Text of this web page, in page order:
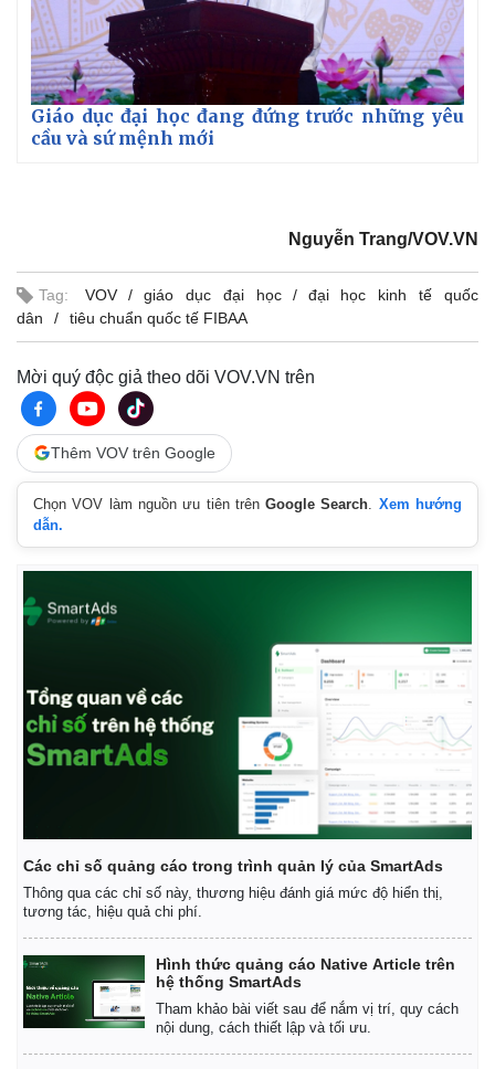
Pháp luật
Vụ án
Tin nóng
Quân sự - Quốc phòng
Việt Nam
Phân tích
Giáo dục đại học đang đứng trước những yêu
cầu và sứ mệnh mới
Nguyễn Trang/VOV.VN
Tag: VOV giáo dục đại học
đại học kinh tế quốc
dân
tiêu chuẩn quốc tế FIBAA
Mời quý độc giả theo dõi VOV.VN trên
Thêm VOV trên Google
Chọn VOV làm nguồn ưu tiên trênGoogle Search
Xem hướng
dẫn.
Các chỉ số quảng cáo trong trình quản lý của SmartAds
Thông qua các chỉ số này, thương hiệu đánh giá mức độ hiển thị,
tương tác, hiệu quả chi phí.
Hình thức quảng cáo Native Article trên
hệ thống SmartAds
Tham khảo bài viết sau để nắm vị trí, quy cách
nội dung, cách thiết lập và tối ưu.